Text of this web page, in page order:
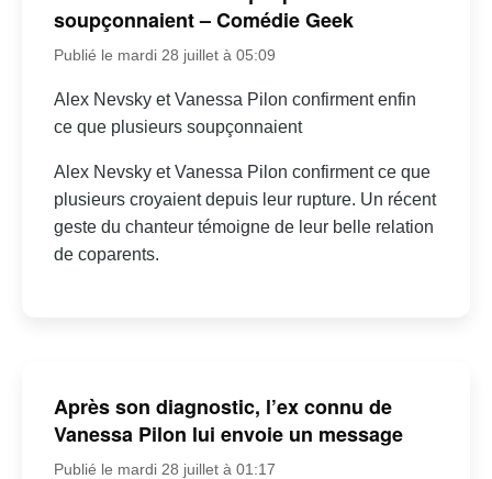
soupçonnaient – Comédie Geek
Publié le mardi 28 juillet à 05:09
Alex Nevsky et Vanessa Pilon confirment enfin
ce que plusieurs soupçonnaient
Alex Nevsky et Vanessa Pilon confirment ce que
plusieurs croyaient depuis leur rupture. Un récent
geste du chanteur témoigne de leur belle relation
de coparents.
Après son diagnostic, l’ex connu de
Vanessa Pilon lui envoie un message
Publié le mardi 28 juillet à 01:17